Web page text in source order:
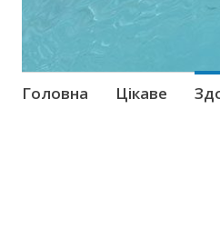
Skip
Головна Цікаве